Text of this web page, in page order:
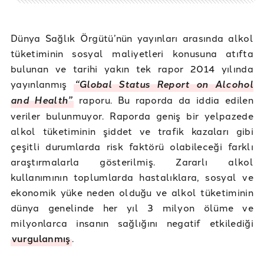
Dünya Sağlık Örgütü’nün yayınları arasında alkol
tüketiminin sosyal maliyetleri konusuna atıfta
bulunan ve tarihi yakın tek rapor 2014 yılında
yayınlanmış “Global Status Report on Alcohol
and Health”raporu. Bu raporda da iddia edilen
veriler bulunmuyor. Raporda geniş bir yelpazede
alkol tüketiminin şiddet ve trafik kazaları gibi
çeşitli durumlarda risk faktörü olabileceği farklı
araştırmalarla gösterilmiş. Zararlı alkol
kullanımının toplumlarda hastalıklara, sosyal ve
ekonomik yüke neden olduğu ve alkol tüketiminin
dünya genelinde her yıl 3 milyon ölüme ve
milyonlarca insanın sağlığını negatif etkilediği
vurgulanmış.